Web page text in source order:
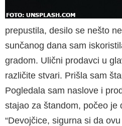
prepustila, desilo se nešto
sunčanog dana sam
gradom. Ulični prodavci u
različite stvari. Prišla sam
Pogledala sam naslove i
stajao za štandom, počeo je
“Devojčice, sigurna si da